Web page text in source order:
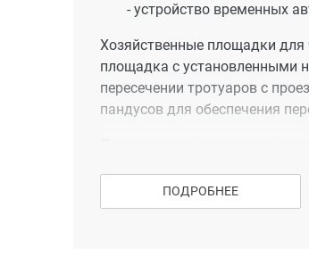
- устройство временных
Хозяйственные площадки для
площадка с установленными
пересечении тротуаров с
пандусов для обеспечения
штукатурка стен, перетирка
ПОДРОБНЕЕ